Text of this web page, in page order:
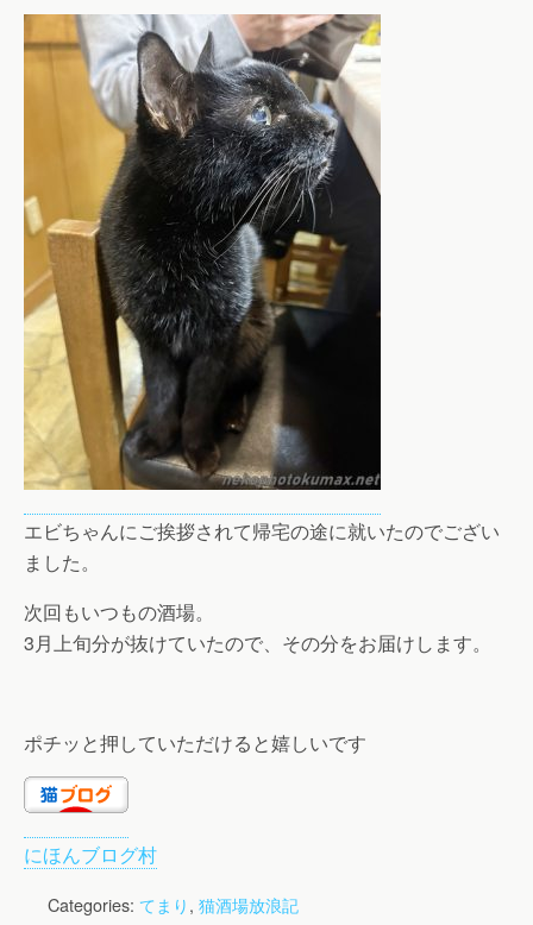
エビちゃんにご挨拶されて帰宅の途に就いたのでござい
ました。
次回もいつもの酒場。
3月上旬分が抜けていたので、その分をお届けします。
ポチッと押していただけると嬉しいです
にほんブログ村
Categories: てまり, 猫酒場放浪記